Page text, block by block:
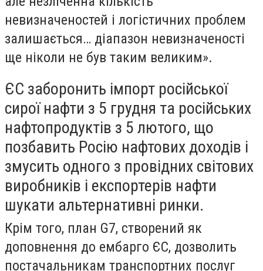
невизначеностей і логістичних проблем
залишається… діапазон невизначеності
ще ніколи не був таким великим».
ЄС заборонить імпорт російської
сирої нафти з 5 грудня та російських
нафтопродуктів з 5 лютого, що
позбавить Росію нафтових доходів і
змусить одного з провідних світових
виробників і експортерів нафти
шукати альтернативні ринки.
Крім того, план G7, створений як
доповнення до ембарго ЄС, дозволить
постачальникам транспортних послуг